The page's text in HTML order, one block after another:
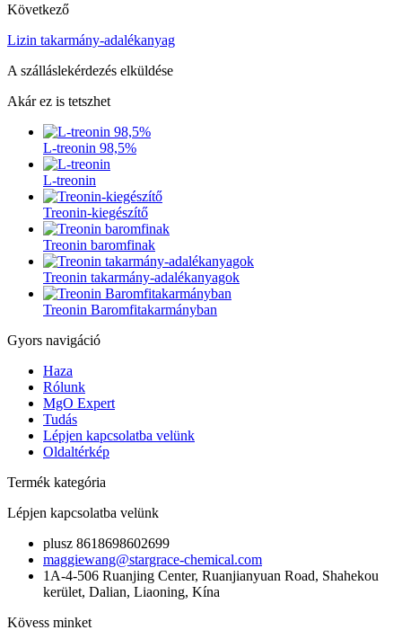
Következő
Lizin takarmány-adalékanyag
A szálláslekérdezés elküldése
Akár ez is tetszhet
L-treonin 98,5%
L-treonin
Treonin-kiegészítő
Treonin baromfinak
Treonin takarmány-adalékanyagok
Treonin Baromfitakarmányban
Gyors navigáció
Haza
Rólunk
MgO Expert
Tudás
Lépjen kapcsolatba velünk
Oldaltérkép
Termék kategória
Lépjen kapcsolatba velünk
plusz 8618698602699
maggiewang@stargrace-chemical.com
1A-4-506 Ruanjing Center, Ruanjianyuan Road, Shahekou
kerület, Dalian, Liaoning, Kína
Kövess minket